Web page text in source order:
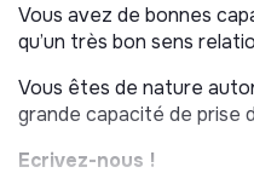
bénévoles et répondre
Suivi des bénévoles et
(valorisation de leur
convivialité, etc)
Assurer la publication
lien avec les
Vous avez de bonnes
qu’un très bon sens
Vous êtes de nature
grande capacité de prise
Ecrivez-nous !